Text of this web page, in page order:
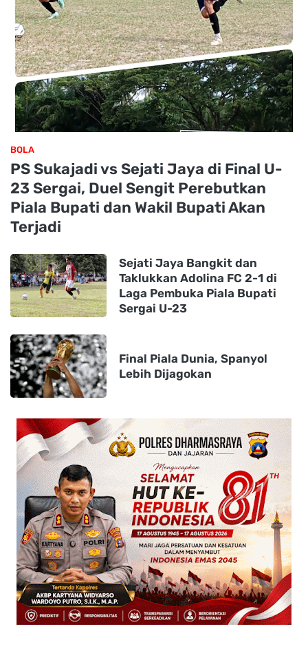
BOLA
PS Sukajadi vs Sejati Jaya di Final U-
23 Sergai, Duel Sengit Perebutkan
Piala Bupati dan Wakil Bupati Akan
Terjadi
Sejati Jaya Bangkit dan
Taklukkan Adolina FC 2-1 di
Laga Pembuka Piala Bupati
Sergai U-23
Final Piala Dunia, Spanyol
Lebih Dijagokan